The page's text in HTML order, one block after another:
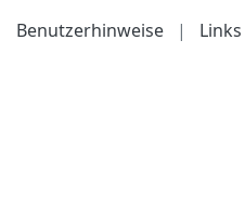
Benutzerhinweise
| Links